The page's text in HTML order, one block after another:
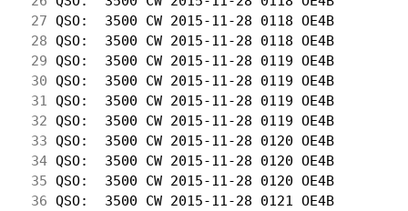
27 QSO:  3500 CW 2015-11-28 0118
28 QSO:  3500 CW 2015-11-28 0118 OE4B
29 QSO:  3500 CW 2015-11-28 0119 OE4B
30 QSO:  3500 CW 2015-11-28 0119 OE4B
31
QSO:  3500 CW 2015-11-28 0119 OE4B
32 QSO:  3500 CW 2015-11-28 0119 OE4B
33 QSO:  3500 CW 2015-11-28 0120 OE4B
34 QSO:  3500 CW 2015-11-28 0120 OE4B
35 QSO:  3500 CW 2015-11-28 0120 OE4B
36 QSO:  3500 CW 2015-11-28 0121 OE4B